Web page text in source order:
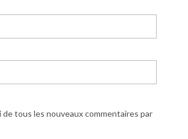
de tous les nouveaux commentaires par